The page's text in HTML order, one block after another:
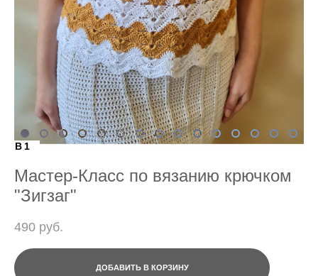
B1
Мастер-Класс по вязанию крючком
"Зигзаг"
490 pуб.
ДОБАВИТЬ В КОРЗИНУ